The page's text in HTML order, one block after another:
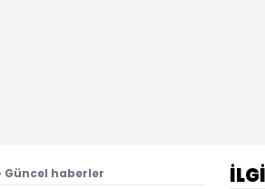
haberler